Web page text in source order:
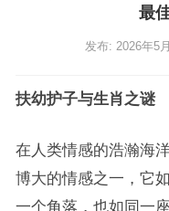
最
发布: 2026年5
扶幼护子与生肖之谜
在人类情感的浩瀚海
博大的情感之一，它
一个角落，也如同一